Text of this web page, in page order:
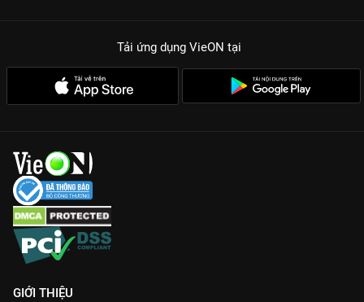
Tải ứng dụng VieON tại
GIỚI THIỆU